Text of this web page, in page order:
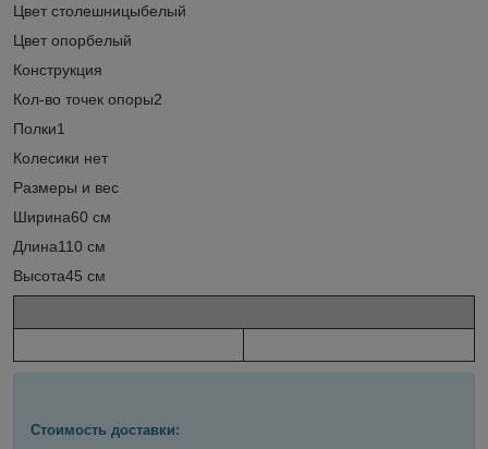
Цвет столешницыбелый
Цвет опорбелый
Конструкция
Кол-во точек опоры2
Полки1
Колесики нет
Размеры и вес
Ширина60 см
Длина110 см
Высота45 см
Стоимость доставки: